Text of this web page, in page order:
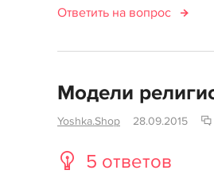
Ответить на вопрос
Модели
Yoshka.Shop 28.09.2015
5 ответов